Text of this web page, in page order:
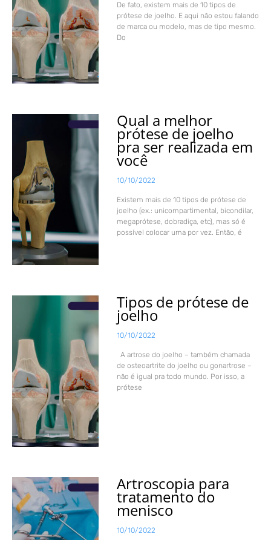
De fato, existem mais de 10 tipos de
prótese de joelho. E aqui não estou falando
de marca ou modelo, mas de tipo mesmo.
Do
Qual a melhor
prótese de joelho
pra ser realizada em
você
10/10/2022
Existem mais de 10 tipos de prótese de
joelho (ex.: unicompartimental, bicondilar,
megaprótese, dobradiça, etc), mas só é
possível colocar uma por vez. Então, é
Tipos de prótese de
joelho
10/10/2022
A artrose do joelho – também chamada
de osteoartrite do joelho ou gonartrose –
não é igual pra todo mundo. Por isso, a
prótese
Artroscopia para
tratamento do
menisco
10/10/2022